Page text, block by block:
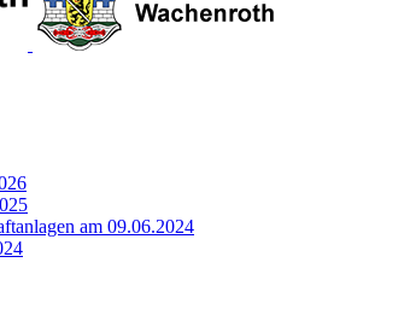
am 09.06.2024